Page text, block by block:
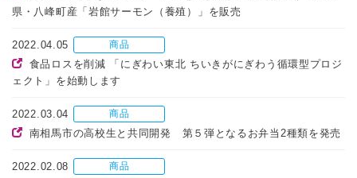
県・八峰町産「岩館サーモン（養殖）」を販売
2022.04.05 商品
食品ロスを削減 「にぎわい東北 ちいきがにぎわう循環型プロジ
ェクト」を始動します
2022.03.04 商品
南相馬市の高校生と共同開発 第５弾となるお弁当2種類を発売
2022.02.08 商品